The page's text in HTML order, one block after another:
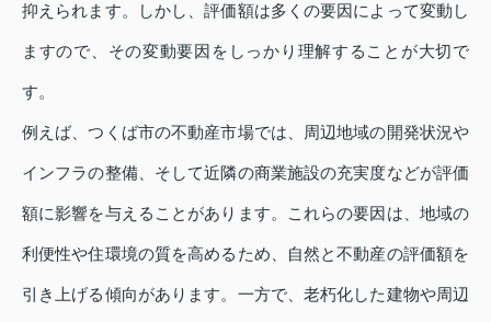
抑えられます。しかし、評価額は多くの要因によって変動し
ますので、その変動要因をしっかり理解することが大切で
す。
例えば、つくば市の不動産市場では、周辺地域の開発状況や
インフラの整備、そして近隣の商業施設の充実度などが評価
額に影響を与えることがあります。これらの要因は、地域の
利便性や住環境の質を高めるため、自然と不動産の評価額を
引き上げる傾向があります。一方で、老朽化した建物や周辺